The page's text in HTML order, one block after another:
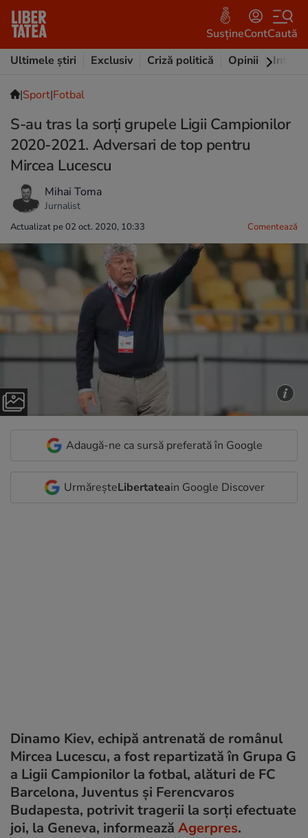
SusțineContCaută
Ultimele știri
Exclusiv Criză politică Opinii
|Sport|Fotbal
S-au tras la sorți grupele Ligii Campionilor
2020-2021. Adversari de top pentru
Mircea Lucescu
Mihai Toma
Jurnalist
Actualizat pe 02 oct. 2020, 10:33 Comentează
Adaugă-ne ca sursă preferată în Google
UrmăreșteLibertateain Google Discover
Dinamo Kiev, echipă antrenată de românul
Mircea Lucescu, a fost repartizată în Grupa G
a Ligii Campionilor la fotbal, alături de FC
Barcelona, Juventus şi Ferencvaros
Budapesta, potrivit tragerii la sorţi efectuate
joi, la Geneva, informează Agerpres.